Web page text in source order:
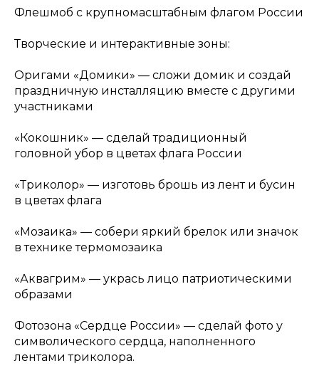
Флешмоб с крупномасштабным флагом России
Творческие и интерактивные зоны:
Оригами «Домики» — сложи домик и создай
праздничную инсталляцию вместе с другими
участниками
«Кокошник» — сделай традиционный
головной убор в цветах флага России
«Триколор» — изготовь брошь из лент и бусин
в цветах флага
«Мозаика» — собери яркий брелок или значок
в технике термомозаика
«Аквагрим» — укрась лицо патриотическими
образами
Фотозона «Сердце России» — сделай фото у
символического сердца, наполненного
лентами триколора.